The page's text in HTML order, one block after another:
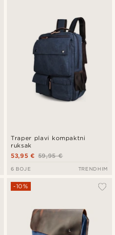
Traper plavi kompaktni
ruksak
59,95 €
53,95 €
6 BOJE TRENDHIM
-10%